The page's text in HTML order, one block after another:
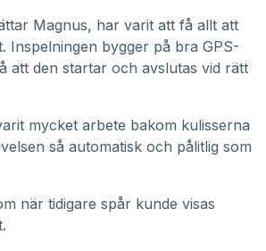
Magnus, har varit att få allt att
Inspelningen bygger på bra GPS-
att den startar och avslutas vid rätt
mycket arbete bakom kulisserna
så automatisk och pålitlig som
när tidigare spår kunde visas